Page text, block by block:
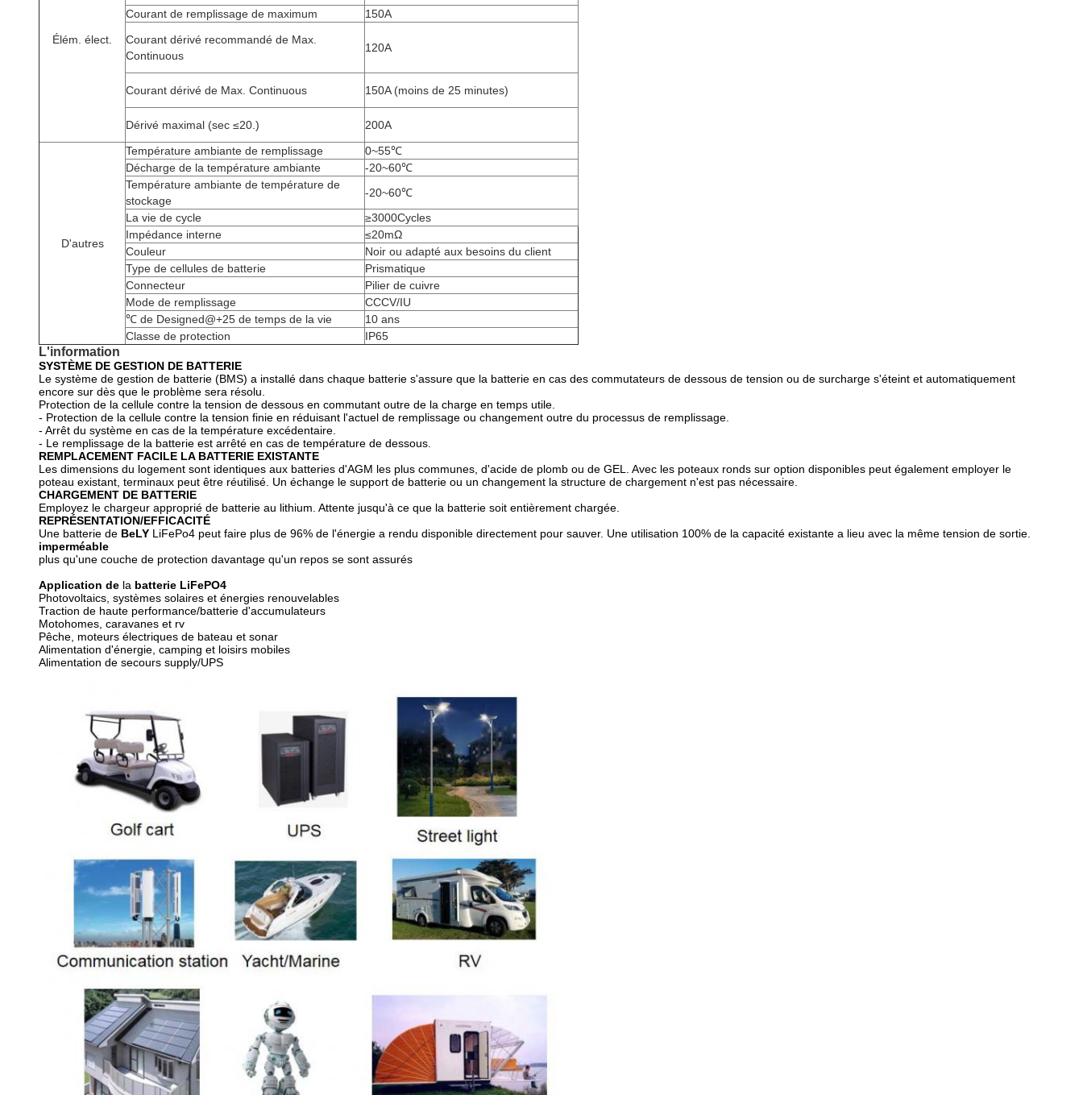
Élém. élect.
Courant de remplissage de maximum
150A
Courant dérivé recommandé de Max.
Continuous
120A
Courant dérivé de Max. Continuous 150A (moins de 25 minutes)
Dérivé maximal (sec ≤20.) 200A
D'autres
Température ambiante de remplissage
0~55℃
Décharge de la température ambiante
-20~60℃
Température ambiante de température de
stockage
-20~60℃
La vie de cycle
≥3000Cycles
Impédance interne
≤20mΩ
Couleur
Noir ou adapté aux besoins du client
Type de cellules de batterie
Prismatique
Connecteur
Pilier de cuivre
Mode de remplissage
CCCV/IU
℃ de Designed@+25 de temps de la vie
10 ans
Classe de protection
IP65
L'information
SYSTÈME DE GESTION DE BATTERIE
Le système de gestion de batterie (BMS) a installé dans chaque batterie s'assure que la batterie en cas des commutateurs de dessous de tension ou de surcharge s'éteint et automatiquement
encore sur dès que le problème sera résolu.
Protection de la cellule contre la tension de dessous en commutant outre de la charge en temps utile.
- Protection de la cellule contre la tension finie en réduisant l'actuel de remplissage ou changement outre du processus de remplissage.
- Arrêt du système en cas de la température excédentaire.
- Le remplissage de la batterie est arrêté en cas de température de dessous.
REMPLACEMENT FACILE LA BATTERIE EXISTANTE
Les dimensions du logement sont identiques aux batteries d'AGM les plus communes, d'acide de plomb ou de GEL. Avec les poteaux ronds sur option disponibles peut également employer le
poteau existant, terminaux peut être réutilisé. Un échange le support de batterie ou un changement la structure de chargement n'est pas nécessaire.
CHARGEMENT DE BATTERIE
Employez le chargeur approprié de batterie au lithium. Attente jusqu'à ce que la batterie soit entièrement chargée.
REPRÉSENTATION/EFFICACITÉ
Une batterie de BeLY LiFePo4 peut faire plus de 96% de l'énergie a rendu disponible directement pour sauver. Une utilisation 100% de la capacité existante a lieu avec la même tension de sortie.
imperméable
plus qu'une couche de protection davantage qu'un repos se sont assurés
Application de la batterie LiFePO4
Photovoltaics, systèmes solaires et énergies renouvelables
Traction de haute performance/batterie d'accumulateurs
Motohomes, caravanes et rv
Pêche, moteurs électriques de bateau et sonar
Alimentation d'énergie, camping et loisirs mobiles
Alimentation de secours supply/UPS